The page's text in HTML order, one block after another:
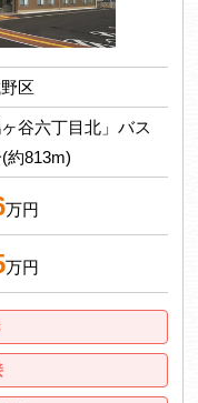
区
谷六丁目北」バス
約813m)
万円
万円